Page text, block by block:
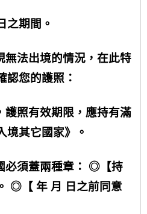
之期間。
無法出境的情況，在此特
認您的護照：
護照有效期限，應持有滿
境其它國家》。
必須蓋兩種章： ◎【持
◎【 年 月 日之前同意